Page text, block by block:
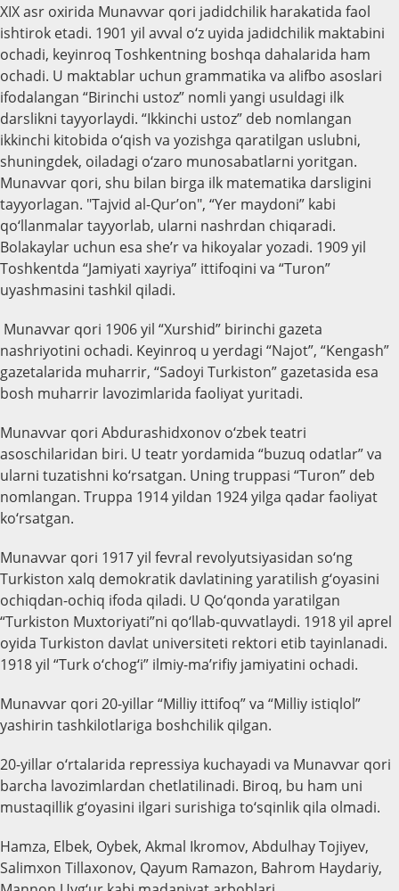
XIX asr oxirida Munavvar qori jadidchilik harakatida faol
ishtirok etadi. 1901 yil avval o‘z uyida jadidchilik maktabini
ochadi, keyinroq Toshkentning boshqa dahalarida ham
ochadi. U maktablar uchun grammatika va alifbo asoslari
ifodalangan “Birinchi ustoz” nomli yangi usuldagi ilk
darslikni tayyorlaydi. “Ikkinchi ustoz” deb nomlangan
ikkinchi kitobida o‘qish va yozishga qaratilgan uslubni,
shuningdek, oiladagi o‘zaro munosabatlarni yoritgan.
Munavvar qori, shu bilan birga ilk matematika darsligini
tayyorlagan. "Tajvid al-Qur’on", “Yer maydoni” kabi
qo‘llanmalar tayyorlab, ularni nashrdan chiqaradi.
Bolakaylar uchun esa she’r va hikoyalar yozadi. 1909 yil
Toshkentda “Jamiyati xayriya” ittifoqini va “Turon”
uyashmasini tashkil qiladi.
Munavvar qori 1906 yil “Xurshid” birinchi gazeta
nashriyotini ochadi. Keyinroq u yerdagi “Najot”, “Kengash”
gazetalarida muharrir, “Sadoyi Turkiston” gazetasida esa
bosh muharrir lavozimlarida faoliyat yuritadi.
Munavvar qori Abdurashidxonov o‘zbek teatri
asoschilaridan biri. U teatr yordamida “buzuq odatlar” va
ularni tuzatishni ko‘rsatgan. Uning truppasi “Turon” deb
nomlangan. Truppa 1914 yildan 1924 yilga qadar faoliyat
ko‘rsatgan.
Munavvar qori 1917 yil fevral revolyutsiyasidan so‘ng
Turkiston xalq demokratik davlatining yaratilish g‘oyasini
ochiqdan-ochiq ifoda qiladi. U Qo‘qonda yaratilgan
“Turkiston Muxtoriyati”ni qo‘llab-quvvatlaydi. 1918 yil aprel
oyida Turkiston davlat universiteti rektori etib tayinlanadi.
1918 yil “Turk o‘chog‘i” ilmiy-ma’rifiy jamiyatini ochadi.
Munavvar qori 20-yillar “Milliy ittifoq” va “Milliy istiqlol”
yashirin tashkilotlariga boshchilik qilgan.
20-yillar o‘rtalarida repressiya kuchayadi va Munavvar qori
barcha lavozimlardan chetlatilinadi. Biroq, bu ham uni
mustaqillik g‘oyasini ilgari surishiga to‘sqinlik qila olmadi.
Hamza, Elbek, Oybek, Akmal Ikromov, Abdulhay Tojiyev,
Salimxon Tillaxonov, Qayum Ramazon, Bahrom Haydariy,